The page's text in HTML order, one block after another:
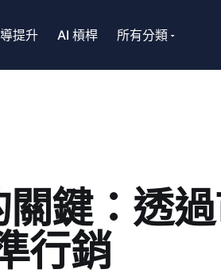
提升 AI 槓桿 所有分類
鍵：透
行銷